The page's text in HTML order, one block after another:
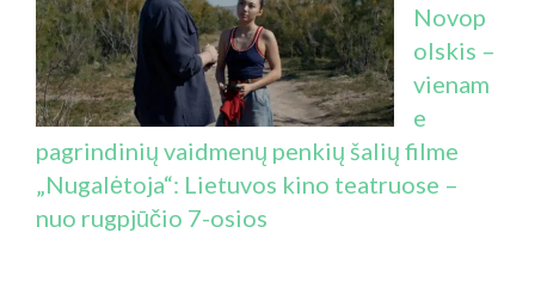
Novop
olskis –
vienam
e
pagrindinių vaidmenų penkių šalių filme
„Nugalėtoja“: Lietuvos kino teatruose –
nuo rugpjūčio 7-osios